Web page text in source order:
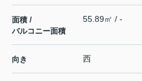
面積 /
バルコニー面積
55.89㎡ / -
向き 西